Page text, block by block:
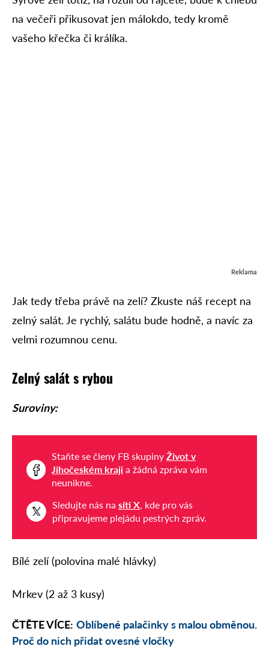
na večeři přikusovat jen málokdo, tedy kromě
vašeho křečka či králíka.
Reklama
Jak tedy třeba právě na zelí? Zkuste náš recept na
zelný salát. Je rychlý, salátu bude hodně, a navíc za
velmi rozumnou cenu.
Zelný salát s rybou
Suroviny:
Staňte se členy FB skupiny Život v
Jihočeském kraji a žádná zpráva vám
neunikne.
Sledujte nás na síti X, kde pro vás
připravujeme plejádu pestrých zpráv.
Bílé zelí (polovina malé hlávky)
Mrkev (2 až 3 kusy)
ČTĚTE VÍCE: Oblíbené palačinky s malou obměnou.
Proč do nich přidat ovesné vločky